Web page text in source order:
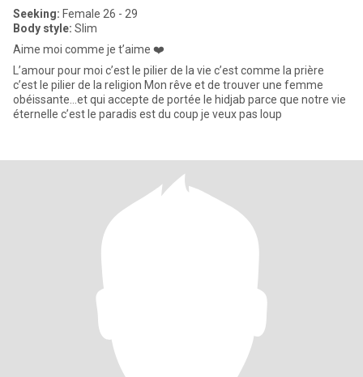
Seeking: Female 26 - 29
Body style: Slim
Aime moi comme je t’aime ❤️
L’amour pour moi c’est le pilier de la vie c’est comme la prière
c’est le pilier de la religion Mon rêve et de trouver une femme
obéissante…et qui accepte de portée le hidjab parce que notre vie
éternelle c’est le paradis est du coup je veux pas loup